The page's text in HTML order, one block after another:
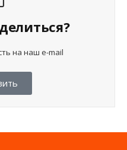
на наш e-mail